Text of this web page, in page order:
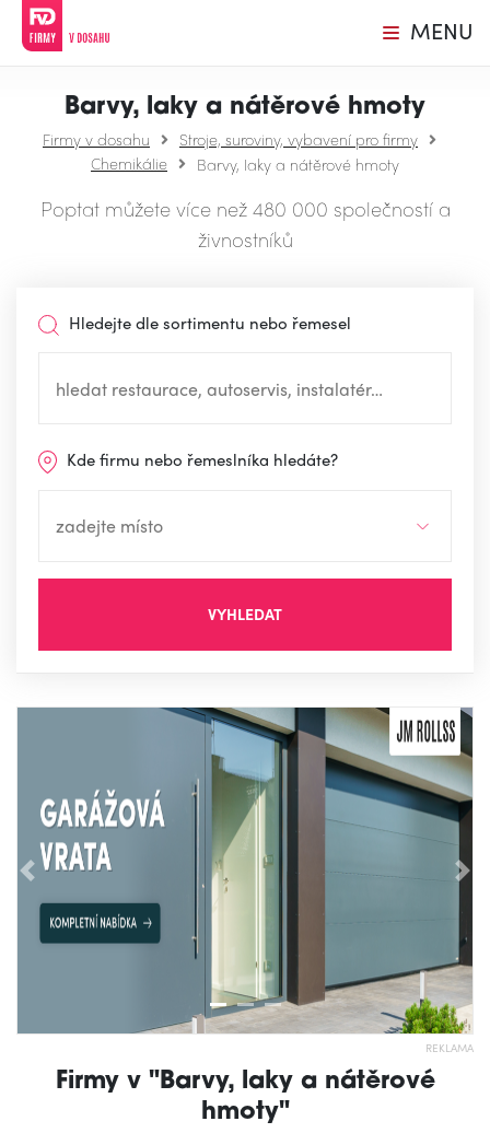
MENU
Barvy, laky a nátěrové hmoty
Firmy v dosahu
Stroje, suroviny, vybavení pro firmy
Chemikálie
Barvy, laky a nátěrové hmoty
Poptat můžete více než 480 000 společností a
živnostníků
Hledejte dle sortimentu nebo řemesel
Kde firmu nebo řemeslníka hledáte?
VYHLEDAT
Předchozí
REKLAMA
Firmy v "Barvy, laky a nátěrové
hmoty"